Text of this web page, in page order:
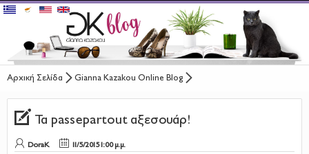
ΠΙΣΩ ΣΤΟ ΚΑΤΑΣΤΗΜΑ
Αρχική Σελίδα
Gianna Kazakou Online Blog
Τα passepartout αξεσουάρ!
DoraK 11/5/2015 1:00 μ.μ.